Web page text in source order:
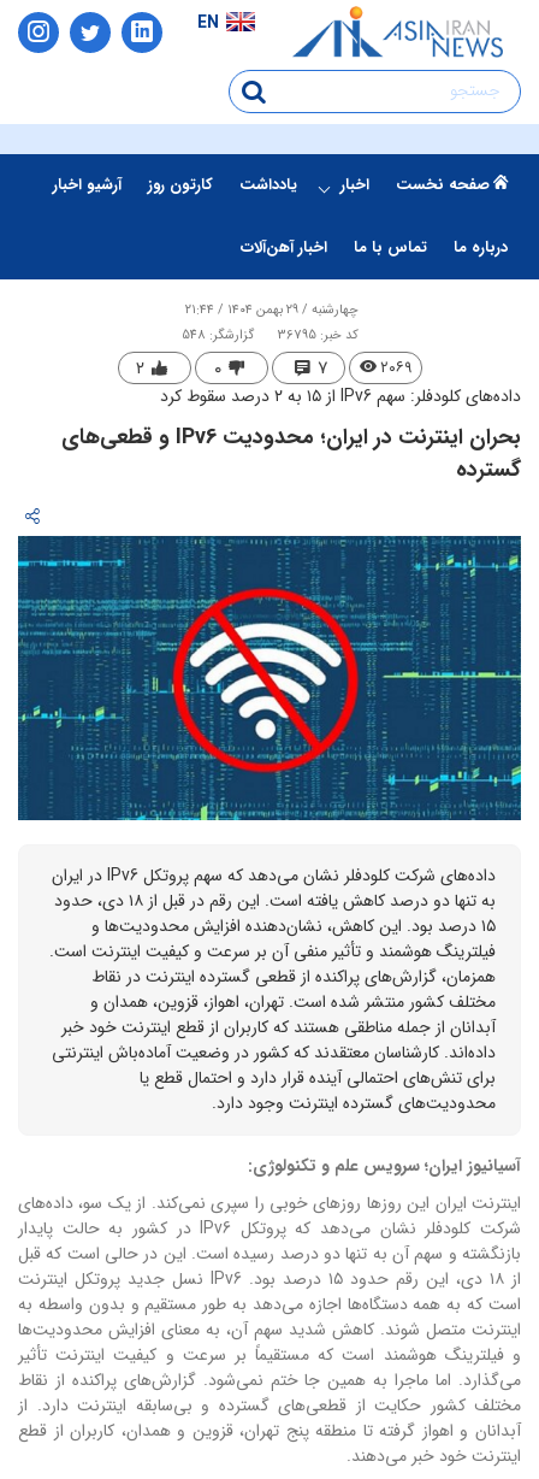
EN
صفحه نخست اخبار یادداشت کارتون روز آرشیو اخبار
درباره ما تماس با ما اخبار آهن‌آلات
چهارشنبه / ۲۹ بهمن ۱۴۰۴ / ۲۱:۴۴
کد خبر: 36795
گزارشگر: 548
۲۰۶۹ ۷ ۰ ۲
داده‌های کلودفلر: سهم IPv6 از ۱۵ به ۲ درصد سقوط کرد
بحران اینترنت در ایران؛ محدودیت IPv6 و قطعی‌های
گسترده
داده‌های شرکت کلودفلر نشان می‌دهد که سهم پروتکل IPv6 در ایران
به تنها دو درصد کاهش یافته است. این رقم در قبل از ۱۸ دی، حدود
۱۵ درصد بود. این کاهش، نشان‌دهنده افزایش محدودیت‌ها و
فیلترینگ هوشمند و تأثیر منفی آن بر سرعت و کیفیت اینترنت است.
همزمان، گزارش‌های پراکنده از قطعی گسترده اینترنت در نقاط
مختلف کشور منتشر شده است. تهران، اهواز، قزوین، همدان و
آبدانان از جمله مناطقی هستند که کاربران از قطع اینترنت خود خبر
داده‌اند. کارشناسان معتقدند که کشور در وضعیت آماده‌باش اینترنتی
برای تنش‌های احتمالی آینده قرار دارد و احتمال قطع یا
محدودیت‌های گسترده اینترنت وجود دارد.
آسیانیوز ایران؛ سرویس علم و تکنولوژی:
اینترنت ایران این روزها روزهای خوبی را سپری نمی‌کند. از یک سو، داده‌های
شرکت کلودفلر نشان می‌دهد که پروتکل IPv6 در کشور به حالت پایدار
بازنگشته و سهم آن به تنها دو درصد رسیده است. این در حالی است که قبل
از ۱۸ دی، این رقم حدود ۱۵ درصد بود. IPv6 نسل جدید پروتکل اینترنت
است که به همه دستگاه‌ها اجازه می‌دهد به طور مستقیم و بدون واسطه به
اینترنت متصل شوند. کاهش شدید سهم آن، به معنای افزایش محدودیت‌ها
و فیلترینگ هوشمند است که مستقیماً بر سرعت و کیفیت اینترنت تأثیر
می‌گذارد. اما ماجرا به همین جا ختم نمی‌شود. گزارش‌های پراکنده از نقاط
مختلف کشور حکایت از قطعی‌های گسترده و بی‌سابقه اینترنت دارد. از
آبدانان و اهواز گرفته تا منطقه پنج تهران، قزوین و همدان، کاربران از قطع
اینترنت خود خبر می‌دهند.